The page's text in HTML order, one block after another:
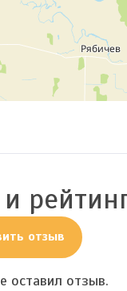
отзыв
оставил отзыв.